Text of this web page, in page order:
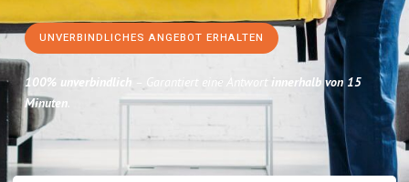
UNVERBINDLICHES ANGEBOT ERHALTEN
100% unverbindlich – Garantiert eine Antwort innerhalb von 15
Minuten.